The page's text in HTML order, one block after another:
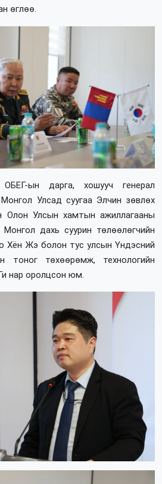
өглөө.
ын дарга, хошууч генерал
Улсад суугаа Элчин зөвлөх
Улсын хамтын ажиллагааны
дахь суурин төлөөлөгчийн
Хён Жэ болон тус улсын Үндэсний
тоног төхөөрөмж, технологийн
нар оролцсон юм.